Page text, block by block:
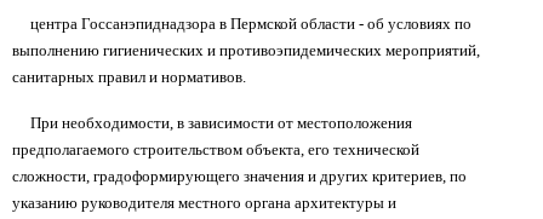
центра Госсанэпиднадзора в Пермской области - об условиях по
выполнению гигиенических и противоэпидемических мероприятий,
санитарных правил и нормативов.
При необходимости, в зависимости от местоположения
предполагаемого строительством объекта, его технической
сложности, градоформирующего значения и других критериев, по
указанию руководителя местного органа архитектуры и